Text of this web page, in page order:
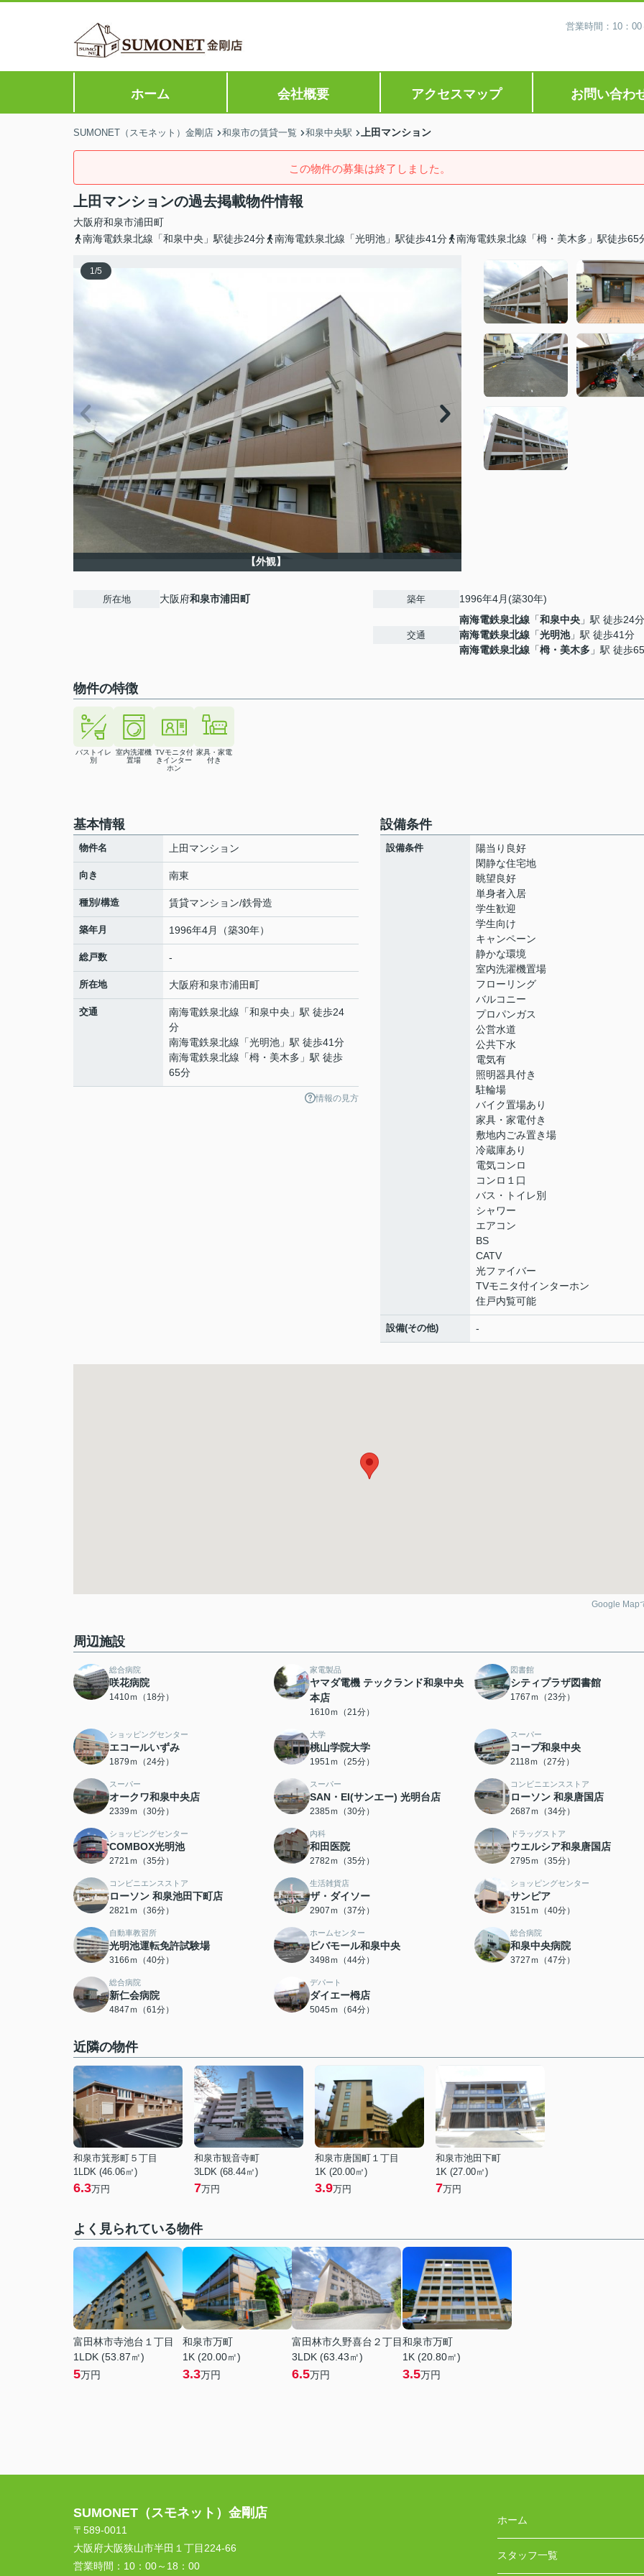
営業時間：10：
ホーム 会社概要 アクセスマップ お問い合わ
SUMONET（スモネット）金剛店 和泉市の賃貸一覧 和泉中央駅 上田マンション
この物件の募集は終了しました。
上田マンションの過去掲載物件情報
大阪府和泉市浦田町
南海電鉄泉北線「和泉中央」駅徒歩24分
南海電鉄泉北線「光明池」駅徒歩41分 南海電鉄泉北線「栂・美木多」駅徒歩65
1/5
【外観】
所在地 大阪府和泉市浦田町 築年 1996年4月(築30年)
交通
南海電鉄泉北線 「和泉中央 」駅 徒歩24分
南海電鉄泉北線 「光明池」駅 徒歩41分
南海電鉄泉北線 「栂・美木多 」駅 徒歩
物件の特徴
バストイレ
別
室内洗濯機
置場
TVモニタ付
きインター
ホン
家具・家電
付き
基本情報
物件名 上田マンション
向き 南東
種別/構造 賃貸マンション/鉄骨造
築年月 1996年4月（築30年）
総戸数 -
所在地 大阪府和泉市浦田町
交通 南海電鉄泉北線 「和泉中央 」駅 徒歩24
分
南海電鉄泉北線 「光明池 」駅 徒歩41分
南海電鉄泉北線 「栂・美木多 」駅 徒歩
65分
情報の見方
設備条件
設備条件
陽当り良好
閑静な住宅地
眺望良好
単身者入居
学生歓迎
学生向け
キャンペーン
静かな環境
室内洗濯機置場
フローリング
バルコニー
プロパンガス
公営水道
公共下水
電気有
照明器具付き
駐輪場
バイク置場あり
家具・家電付き
敷地内ごみ置き場
冷蔵庫あり
電気コンロ
コンロ１口
バス・トイレ別
シャワー
エアコン
BS
CATV
光ファイバー
TVモニタ付インターホン
住戸内覧可能
設備(その他) -
Google Map
周辺施設
総合病院
咲花病院
1410ｍ（18分）
家電製品
ヤマダ電機 テックランド和泉中央
本店
1610ｍ（21分）
図書館
シティプラザ図書館
1767ｍ（23分）
ショッピングセンター
エコールいずみ
1879ｍ（24分）
大学
桃山学院大学
1951ｍ（25分）
スーパー
コープ和泉中央
2118ｍ（27分）
スーパー
オークワ和泉中央店
2339ｍ（30分）
スーパー
SAN・EI(サンエー) 光明台店
2385ｍ（30分）
コンビニエンスストア
ローソン 和泉唐国店
2687ｍ（34分）
ショッピングセンター
COMBOX光明池
2721ｍ（35分）
内科
和田医院
2782ｍ（35分）
ドラッグストア
ウエルシア和泉唐国店
2795ｍ（35分）
コンビニエンスストア
ローソン 和泉池田下町店
2821ｍ（36分）
生活雑貨店
ザ・ダイソー
2907ｍ（37分）
ショッピングセンター
サンピア
3151ｍ（40分）
自動車教習所
光明池運転免許試験場
3166ｍ（40分）
ホームセンター
ビバモール和泉中央
3498ｍ（44分）
総合病院
和泉中央病院
3727ｍ（47分）
総合病院
新仁会病院
4847ｍ（61分）
デパート
ダイエー栂店
5045ｍ（64分）
近隣の物件
和泉市箕形町５丁目
1LDK (46.06㎡)
6.3万円
和泉市観音寺町
3LDK (68.44㎡)
7万円
和泉市唐国町１丁目
1K (20.00㎡)
3.9万円
和泉市池田下町
1K (27.00㎡)
7万円
よく見られている物件
富田林市寺池台１丁目
1LDK (53.87㎡)
5万円
和泉市万町
1K (20.00㎡)
3.3万円
富田林市久野喜台２丁目
3LDK (63.43㎡)
6.5万円
和泉市万町
1K (20.80㎡)
3.5万円
SUMONET（スモネット）金剛店
〒589-0011
大阪府大阪狭山市半田１丁目224-66
営業時間： 10：00～18：00
ホーム
スタッフ一覧